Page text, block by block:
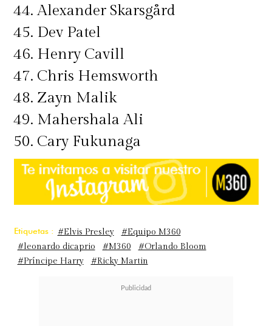
44. Alexander Skarsgård
45. Dev Patel
46. Henry Cavill
47. Chris Hemsworth
48. Zayn Malik
49. Mahershala Ali
50. Cary Fukunaga
Etiquetas : #Elvis Presley
#Equipo M360
#leonardo dicaprio
#M360
#Orlando Bloom
#Príncipe Harry
#Ricky Martin